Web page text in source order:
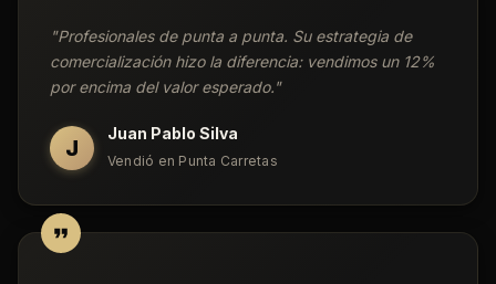
"Profesionales de punta a punta. Su estrategia de
comercialización hizo la diferencia: vendimos un 12%
por encima del valor esperado."
J
Juan Pablo Silva
Vendió en Punta Carretas